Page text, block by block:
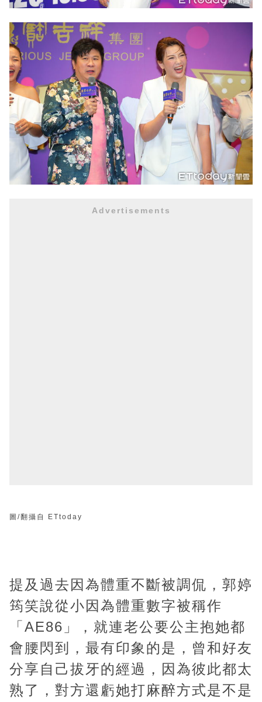
Advertisements
圖/翻攝自 ETtoday
提及過去因為體重不斷被調侃，郭婷
筠笑說從小因為體重數字被稱作
「AE86」，就連老公要公主抱她都
會腰閃到，最有印象的是，曾和好友
分享自己拔牙的經過，因為彼此都太
熟了，對方還虧她打麻醉方式是不是